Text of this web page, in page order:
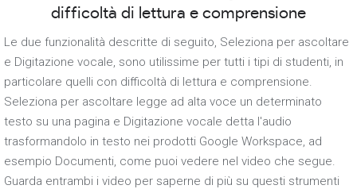
difficoltà di lettura e comprensione
Le due funzionalità descritte di seguito, Seleziona per ascoltare
e Digitazione vocale, sono utilissime per tutti i tipi di studenti, in
particolare quelli con difficoltà di lettura e comprensione.
Seleziona per ascoltare legge ad alta voce un determinato
testo su una pagina e Digitazione vocale detta l'audio
trasformandolo in testo nei prodotti Google Workspace, ad
esempio Documenti, come puoi vedere nel video che segue.
Guarda entrambi i video per saperne di più su questi strumenti